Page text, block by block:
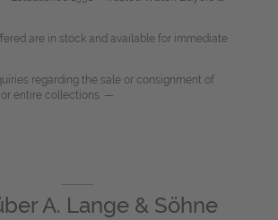
are in stock and available for immediate
regarding the sale or consignment of
entire collections. —
A. Lange & Söhne